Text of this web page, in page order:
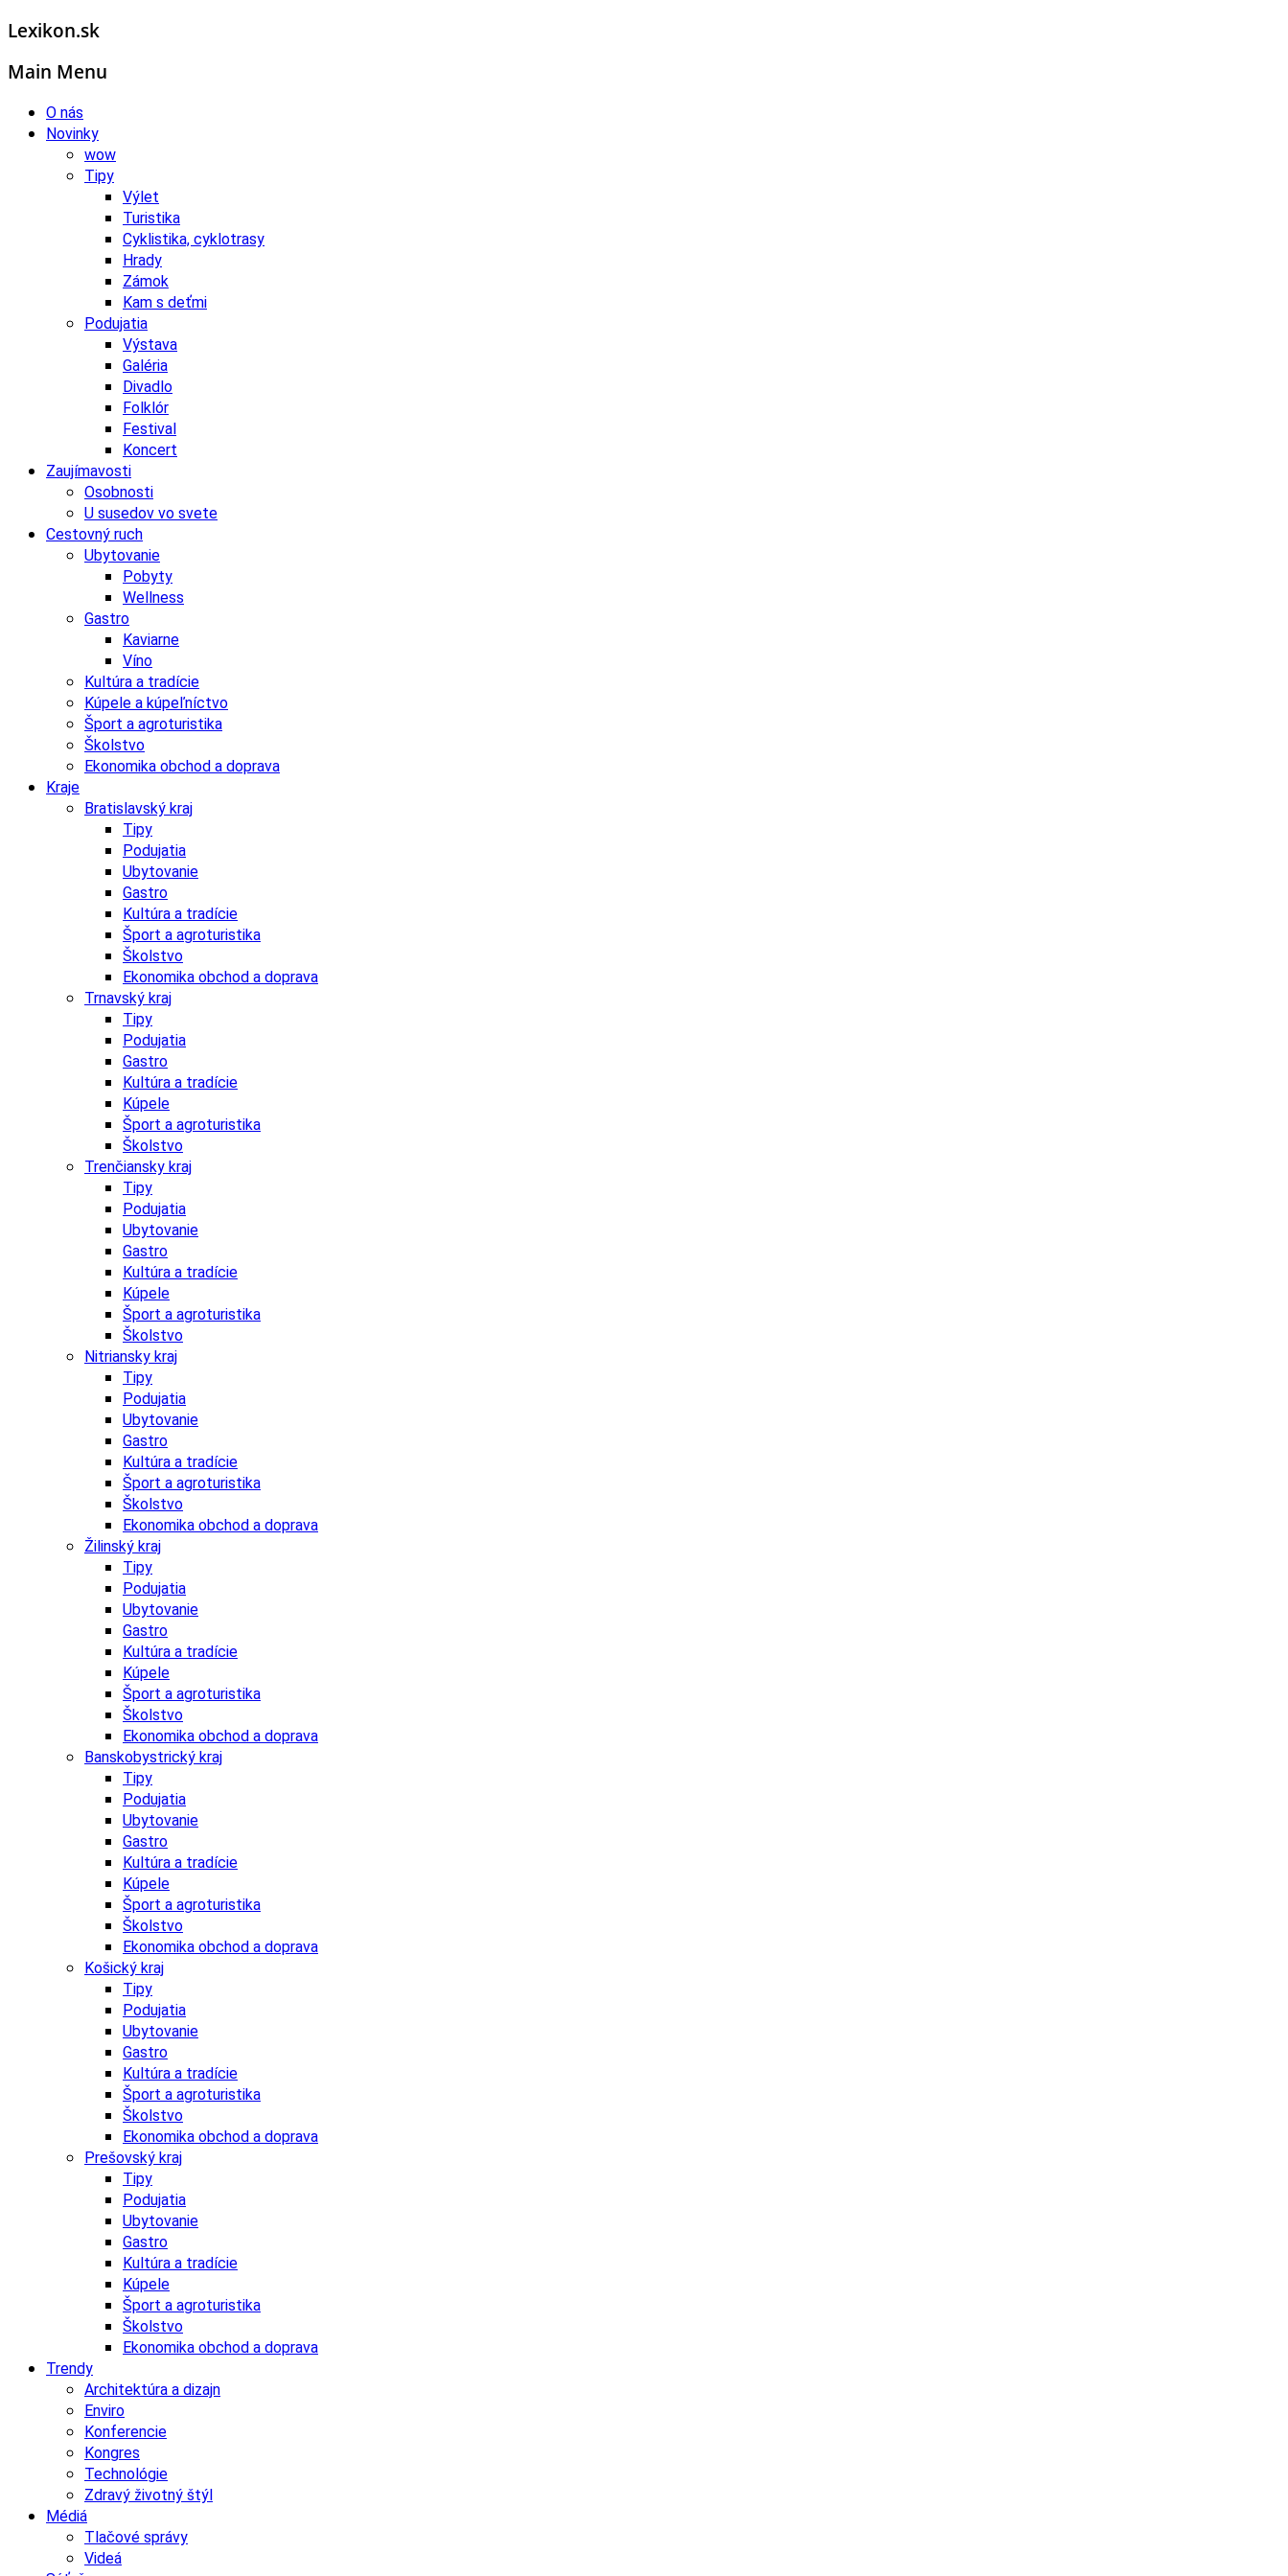
Lexikon.sk
Main Menu
O nás
Novinky
wow
Tipy
Výlet
Turistika
Cyklistika, cyklotrasy
Hrady
Zámok
Kam s deťmi
Podujatia
Výstava
Galéria
Divadlo
Folklór
Festival
Koncert
Zaujímavosti
Osobnosti
U susedov vo svete
Cestovný ruch
Ubytovanie
Pobyty
Wellness
Gastro
Kaviarne
Víno
Kultúra a tradície
Kúpele a kúpeľníctvo
Šport a agroturistika
Školstvo
Ekonomika obchod a doprava
Kraje
Bratislavský kraj
Tipy
Podujatia
Ubytovanie
Gastro
Kultúra a tradície
Šport a agroturistika
Školstvo
Ekonomika obchod a doprava
Trnavský kraj
Tipy
Podujatia
Gastro
Kultúra a tradície
Kúpele
Šport a agroturistika
Školstvo
Trenčiansky kraj
Tipy
Podujatia
Ubytovanie
Gastro
Kultúra a tradície
Kúpele
Šport a agroturistika
Školstvo
Nitriansky kraj
Tipy
Podujatia
Ubytovanie
Gastro
Kultúra a tradície
Šport a agroturistika
Školstvo
Ekonomika obchod a doprava
Žilinský kraj
Tipy
Podujatia
Ubytovanie
Gastro
Kultúra a tradície
Kúpele
Šport a agroturistika
Školstvo
Ekonomika obchod a doprava
Banskobystrický kraj
Tipy
Podujatia
Ubytovanie
Gastro
Kultúra a tradície
Kúpele
Šport a agroturistika
Školstvo
Ekonomika obchod a doprava
Košický kraj
Tipy
Podujatia
Ubytovanie
Gastro
Kultúra a tradície
Šport a agroturistika
Školstvo
Ekonomika obchod a doprava
Prešovský kraj
Tipy
Podujatia
Ubytovanie
Gastro
Kultúra a tradície
Kúpele
Šport a agroturistika
Školstvo
Ekonomika obchod a doprava
Trendy
Architektúra a dizajn
Enviro
Konferencie
Kongres
Technológie
Zdravý životný štýl
Médiá
Tlačové správy
Videá